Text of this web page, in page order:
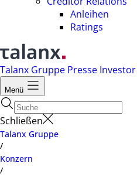
Anleihen
Ratings
Talanx Gruppe Presse
Menü
Schließen
Talanx Gruppe
/
Konzern
/